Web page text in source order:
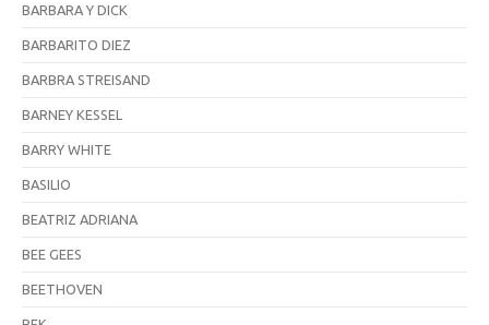
BARBARA Y DICK
BARBARITO DIEZ
BARBRA STREISAND
BARNEY KESSEL
BARRY WHITE
BASILIO
BEATRIZ ADRIANA
BEE GEES
BEETHOVEN